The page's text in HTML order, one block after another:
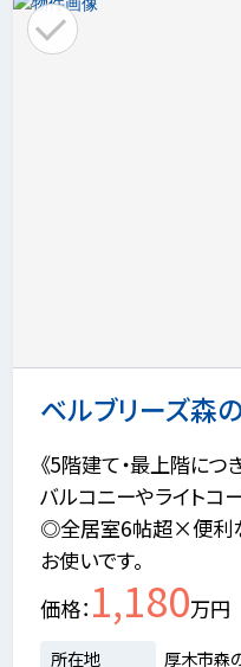
ベルブリーズ森
《5階建て・最上階につ
バルコニーやライトコ
◎全居室6帖超×便利
お使いです。
価格 1,180万円
所在地
厚木市森